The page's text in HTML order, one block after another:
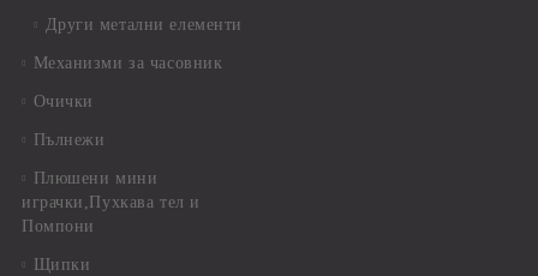
Други метални елементи
Механизми за часовник
Очички
Пълнежи
Плюшени мини
играчки,Пухкава тел и
Помпони
Щипки